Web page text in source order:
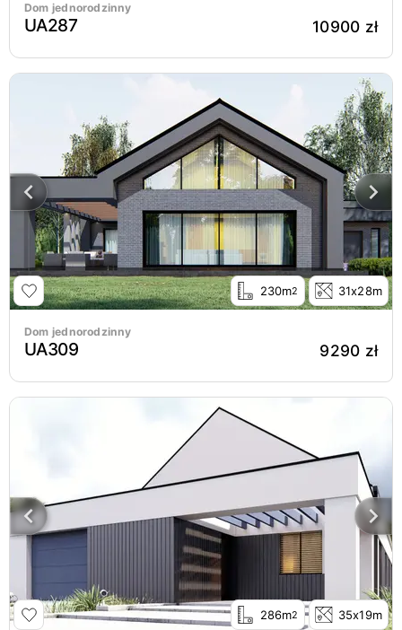
Dom jednorodzinny
UA287 10900 zł
230m2 31x28m
Dom jednorodzinny
UA309 9290 zł
286m2 35x19m